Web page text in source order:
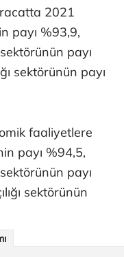
2021
payı %93,9,
sektörünün payı
sektörünün payı
faaliyetlere
payı %94,5,
sektörünün payı
sektörünün